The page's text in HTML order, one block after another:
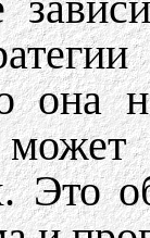
она
Это